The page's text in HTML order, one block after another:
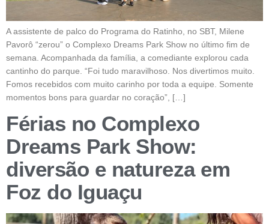
A assistente de palco do Programa do Ratinho, no SBT, Milene
Pavorô “zerou” o Complexo Dreams Park Show no último fim de
semana. Acompanhada da família, a comediante explorou cada
cantinho do parque. “Foi tudo maravilhoso. Nos divertimos muito.
Fomos recebidos com muito carinho por toda a equipe. Somente
momentos bons para guardar no coração”, […]
Férias no Complexo
Dreams Park Show:
diversão e natureza em
Foz do Iguaçu